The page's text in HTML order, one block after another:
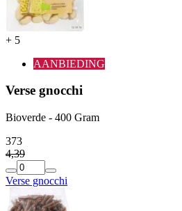
+ 5
AANBIEDING
Verse gnocchi
Bioverde - 400 Gram
373
4,39
Verse gnocchi